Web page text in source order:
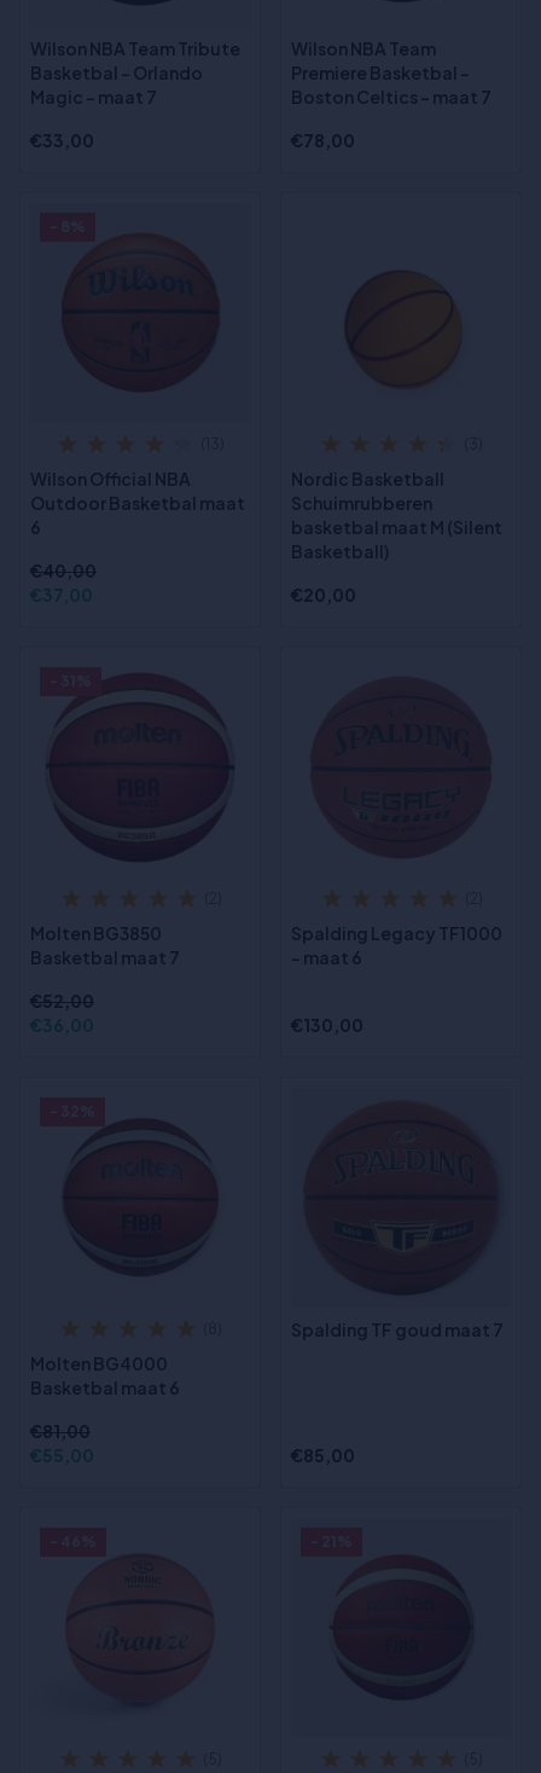
Wilson NBA Team Tribute
Basketbal - Orlando
Magic - maat 7
€33,00
Wilson NBA Team
Premiere Basketbal -
Boston Celtics - maat 7
€78,00
Wilson Official NBA
Outdoor Basketbal maat
6
€40,00
€37,00
Nordic Basketball
Schuimrubberen
basketbal maat M (Silent
Basketball)
€20,00
Molten BG3850
Basketbal maat 7
€52,00
€36,00
Spalding Legacy TF1000
- maat 6
€130,00
Molten BG4000
Basketbal maat 6
€81,00
€55,00
Spalding TF goud maat 7
€85,00